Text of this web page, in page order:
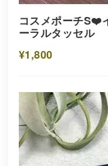
コスメポーチS❤️
ーラルタッセル
¥1,800